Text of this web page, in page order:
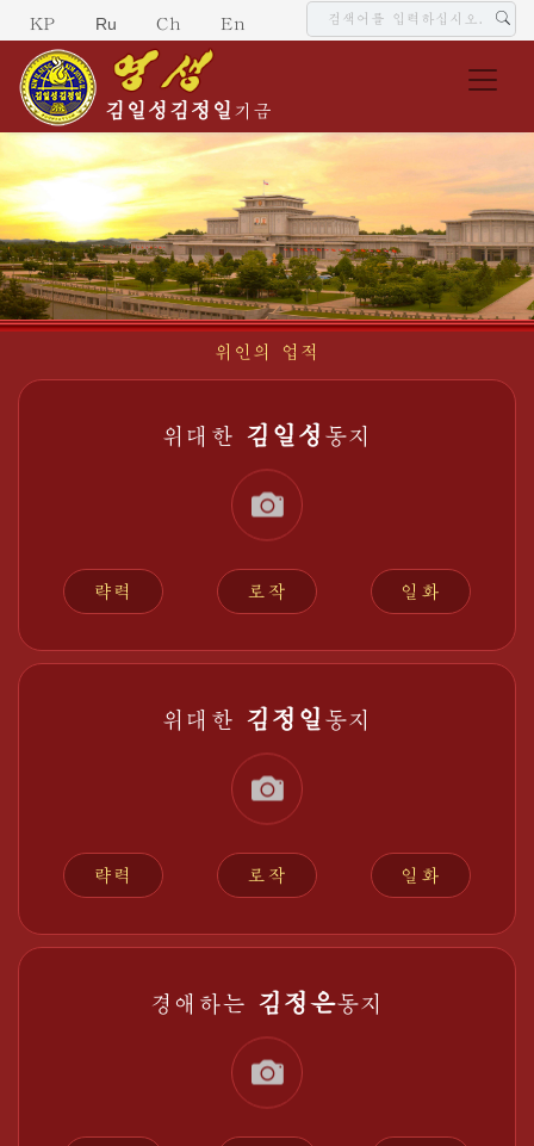
KP Ru Ch En
김일성 김정일 기금
위인의 업적
위대한 김일성 동지
략력 로작 일화
위대한 김정일 동지
략력 로작 일화
경애하는 김정은동지